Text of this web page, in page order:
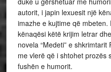
autorit, i japin lexuesit një
imazhe e kujtime që
kënaqësi këtë krijim letrar
novela “Medeti” e
me vlerë që i shtohet prozës
fushën e humorit.